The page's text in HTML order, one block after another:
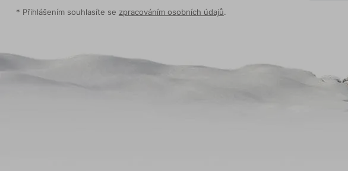
* Přihlášením souhlasíte se zpracováním osobních údajů.